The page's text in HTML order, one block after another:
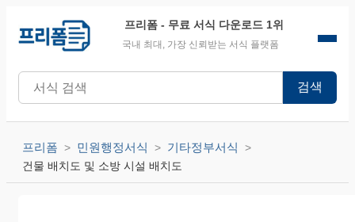
프리폼 - 무료 서식 다운로드 1위
국내 최대, 가장 신뢰받는 서식 플랫폼
검색
프리폼 민원행정서식 기타정부서식
건물 배치도 및 소방 시설 배치도